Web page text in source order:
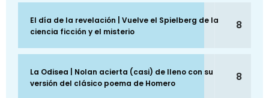
El día de la revelación | Vuelve el Spielberg de la
ciencia ficción y el misterio
8
La Odisea | Nolan acierta (casi) de lleno con su
versión del clásico poema de Homero
8